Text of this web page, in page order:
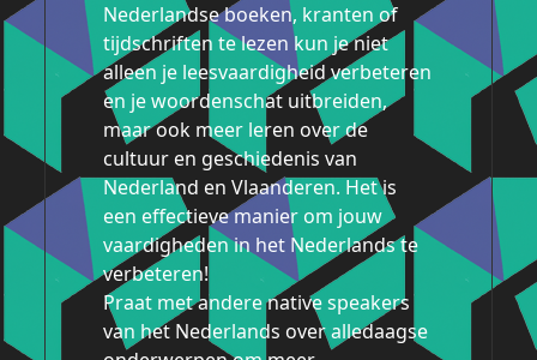
Nederlandse boeken, kranten of
tijdschriften te lezen kun je niet
alleen je leesvaardigheid verbeteren
en je woordenschat uitbreiden,
maar ook meer leren over de
cultuur en geschiedenis van
Nederland en Vlaanderen. Het is
een effectieve manier om jouw
vaardigheden in het Nederlands te
verbeteren!
Praat met andere native speakers
van het Nederlands over alledaagse